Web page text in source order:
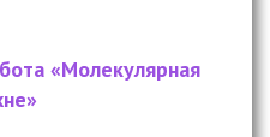
«Молекулярная